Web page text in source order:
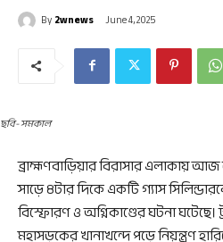
By2wnews June 4, 2025
ছবি- সমকাল
ব্রাহ্মণবাড়িয়ার বিরাসার এলাকায়
সাড়ে ৪টার দিকে একটি গ্যাস
বিস্ফোরণ ও অগ্নিকাণ্ডের ঘটনা ঘটেছে।
মহাসড়কের খানাখন্দে পড়ে নিয়ন্ত্রণ